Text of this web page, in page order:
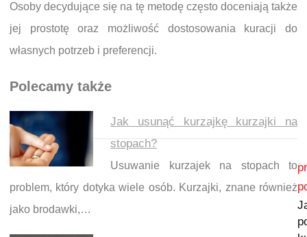
Osoby decydujące się na tę metodę często doceniają także
jej prostotę oraz możliwość dostosowania kuracji do
własnych potrzeb i preferencji.
Polecamy także
Jak usunąć kurzajkę kurzajki na
stopach?
Usuwanie kurzajek na stopach to
problem, który dotyka wiele osób. Kurzajki, znane również
jako brodawki,…
Nawigacja wpisu